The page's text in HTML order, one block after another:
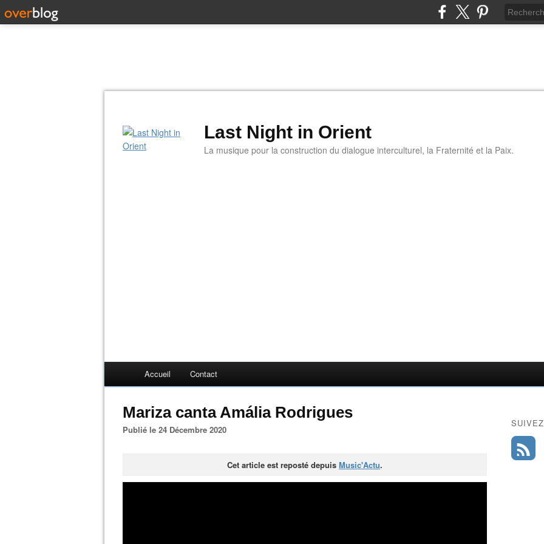
Last Night in Orient
La musique pour la construction du dialogue interculturel, la Fraternité et la Paix.
Accueil Contact
Mariza canta Amália Rodrigues
Publié le 24 Décembre 2020
Cet article est reposté depuis Music'Actu.